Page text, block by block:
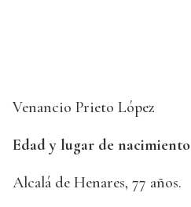
Venancio Prieto López
Edad y lugar de nacimiento
Alcalá de Henares, 77 años.